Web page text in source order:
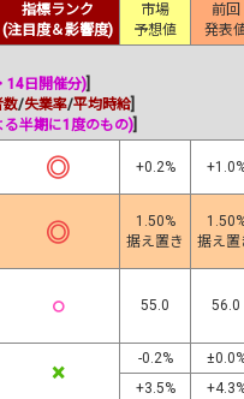
指標ランク
(注目度＆影響度)
市場
予想値
前回
発表
14日開催分)
数/失業率/平均時給
る半期に1度のもの)
◎ +0.2%
◎
1.50%
据え置き
据え置
○ 55.0 56.0
× -0.2%
+3.5%